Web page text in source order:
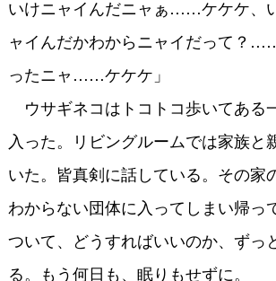
いけニャイんだニャぁ……ケケケ、
ャイんだかわからニャイだって？
ったニャ……ケケケ」
ウサギネコはトコトコ歩いてある
入った。リビングルームでは家族と
いた。皆真剣に話している。その家
わからない団体に入ってしまい帰っ
ついて、どうすればいいのか、ずっ
る。もう何日も、眠りもせずに。